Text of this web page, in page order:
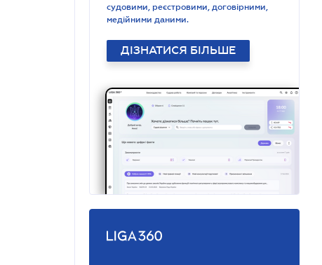
судовими, реєстровими, договірними,
медійними даними.
ДІЗНАТИСЯ БІЛЬШЕ